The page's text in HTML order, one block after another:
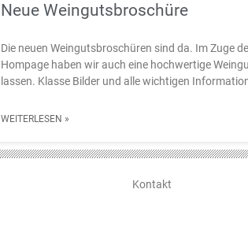
Neue Weingutsbroschüre
Die neuen Weingutsbroschüren sind da. Im Zuge
Hompage haben wir auch eine hochwertige
lassen. Klasse Bilder und alle wichtigen
WEITERLESEN »
Kontakt